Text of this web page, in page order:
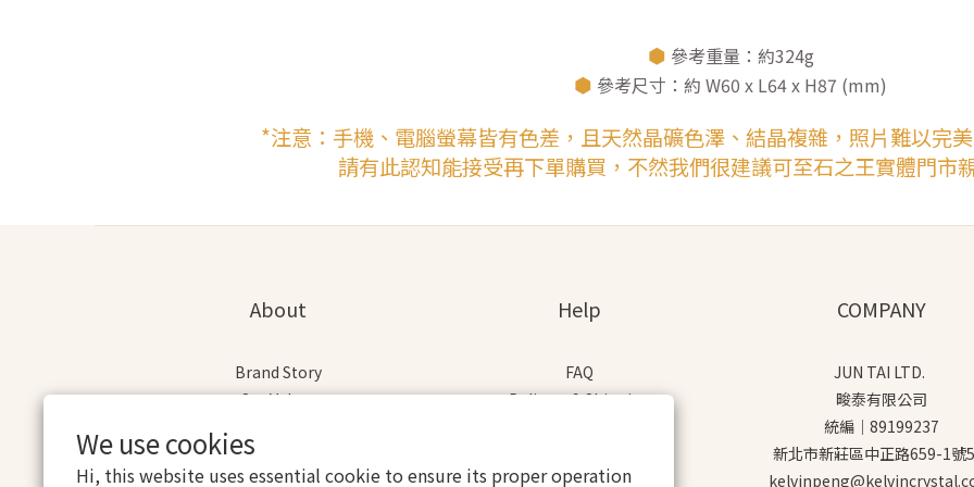
We use cookies
Hi, this website uses essential cookie to ensure its proper operation
⬢ 參考重量：約324g
⬢ 參考尺寸：約 W60 x L64 x H87 (mm)
*注意：手機、電腦螢幕皆有色差，且天然晶礦色澤、結晶複雜，照片難以完
請有此認知能接受再下單購買，不然我們很建議可至石之王實體門市
About
Brand Story
Our Values
Help
FAQ
Delivery & Shipping
Terms & Conditions
COMPANY
JUN TAI LTD.
畯泰有限公司
統編｜89199237
新北市新莊區中正路659-1號